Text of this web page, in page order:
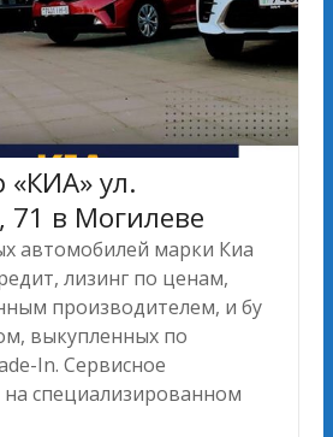
«КИА» ул.
71 в Могилеве
автомобилей марки Киа
лизинг по ценам,
производителем, и бу
выкупленных по
In. Сервисное
специализированном